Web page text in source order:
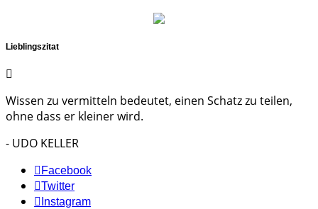
Lieblingszitat
Wissen zu vermitteln bedeutet, einen Schatz zu teilen,
ohne dass er kleiner wird.
- UDO KELLER
Facebook
Twitter
Instagram